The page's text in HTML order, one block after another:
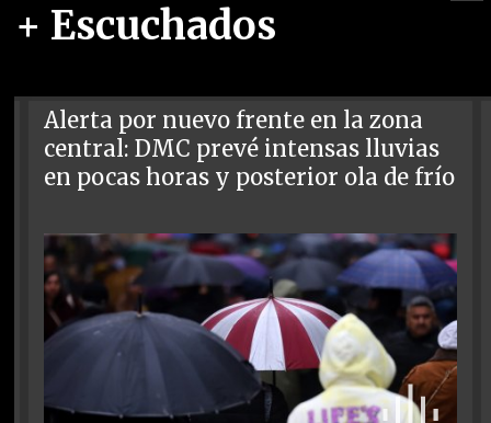
+ Escuchados
Alerta por nuevo frente en la zona
central: DMC prevé intensas lluvias
en pocas horas y posterior ola de frío